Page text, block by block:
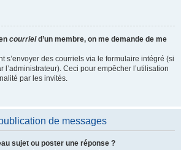
courrield’un membre, on me demande de me
s’envoyer des courriels via le formulaire intégré (si
l’administrateur). Ceci pour empêcher l’utilisation
par les invités.
de messages
sujet ou poster une réponse ?